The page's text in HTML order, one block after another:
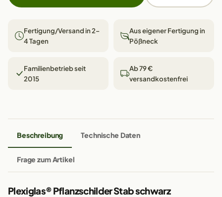
Fertigung/Versand in 2–
4 Tagen
Aus eigener Fertigung in
Pößneck
Familienbetrieb seit
2015
Ab 79 €
versandkostenfrei
Beschreibung Technische Daten
Frage zum Artikel
Plexiglas® Pflanzschilder Stab schwarz